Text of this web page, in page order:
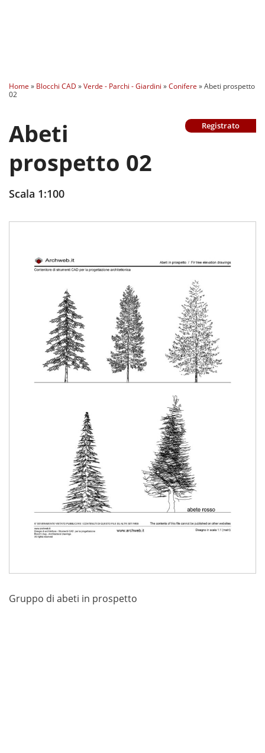
Home » Blocchi CAD »Verde - Parchi - Giardini »Conifere »Abeti prospetto
02
Registrato
Abeti
prospetto 02
Scala 1:100
Gruppo di abeti in prospetto